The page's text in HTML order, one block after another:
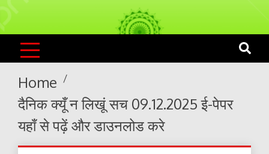
KNLS LIVE
India`s No.1 News Portal
Home
दैनिक क्यूँ न लिखूं सच 09.12.2025 ई-पेपर
यहाँ से पढ़ें और डाउनलोड करे